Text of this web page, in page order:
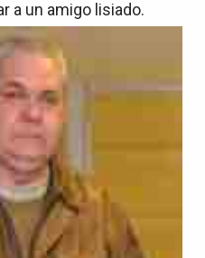
a un amigo lisiado.